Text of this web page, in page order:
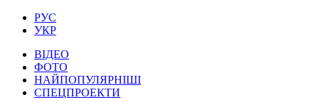
РУС
УКР
ВІДЕО
ФОТО
НАЙПОПУЛЯРНІШІ
СПЕЦПРОЕКТИ